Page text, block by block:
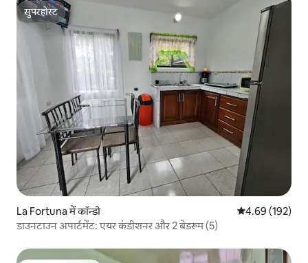
सुपरहोस्ट
सुपरहोस्ट
La Fortuna में कॉन्डो औसत रेटिंग 5 में से
4.69 (192)
डाउनटाउन अपार्टमेंट: एयर कंडीशनर और 2 बेडरूम (5)